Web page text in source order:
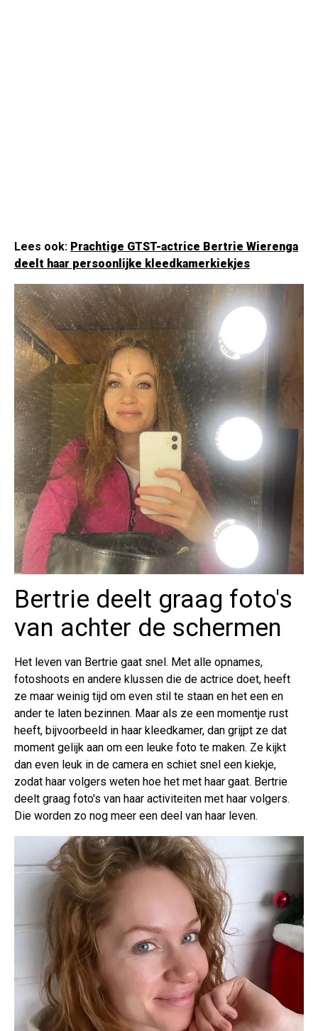
Lees ook: Prachtige GTST-actrice Bertrie Wierenga
deelt haar persoonlijke kleedkamerkiekjes
Bertrie deelt graag foto's
van achter de schermen
Het leven van Bertrie gaat snel. Met alle opnames,
fotoshoots en andere klussen die de actrice doet, heeft
ze maar weinig tijd om even stil te staan en het een en
ander te laten bezinnen. Maar als ze een momentje rust
heeft, bijvoorbeeld in haar kleedkamer, dan grijpt ze dat
moment gelijk aan om een leuke foto te maken. Ze kijkt
dan even leuk in de camera en schiet snel een kiekje,
zodat haar volgers weten hoe het met haar gaat. Bertrie
deelt graag foto's van haar activiteiten met haar volgers.
Die worden zo nog meer een deel van haar leven.